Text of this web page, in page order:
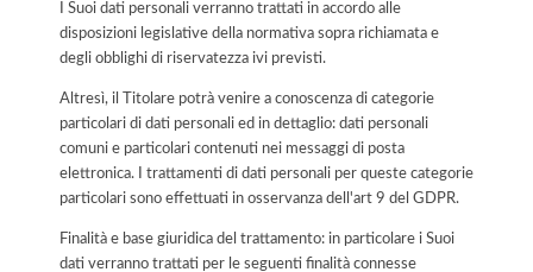
I Suoi dati personali verranno trattati in accordo alle
disposizioni legislative della normativa sopra richiamata e
degli obblighi di riservatezza ivi previsti.
Altresì, il Titolare potrà venire a conoscenza di categorie
particolari di dati personali ed in dettaglio: dati personali
comuni e particolari contenuti nei messaggi di posta
elettronica. I trattamenti di dati personali per queste categorie
particolari sono effettuati in osservanza dell'art 9 del GDPR.
Finalità e base giuridica del trattamento: in particolare i Suoi
dati verranno trattati per le seguenti finalità connesse